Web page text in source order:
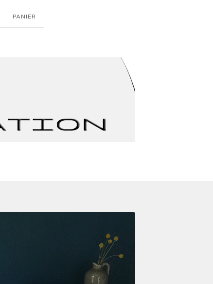
PANIER